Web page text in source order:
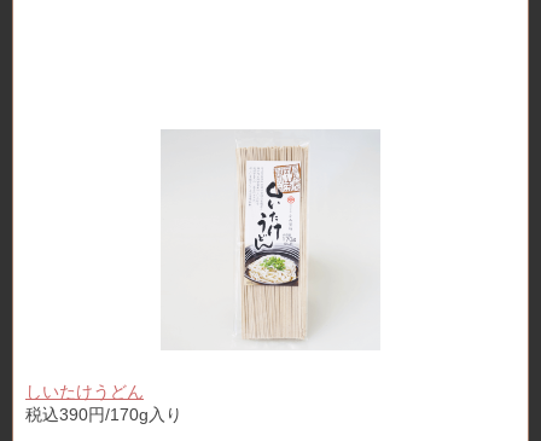
しいたけうどん
税込390円/170g入り